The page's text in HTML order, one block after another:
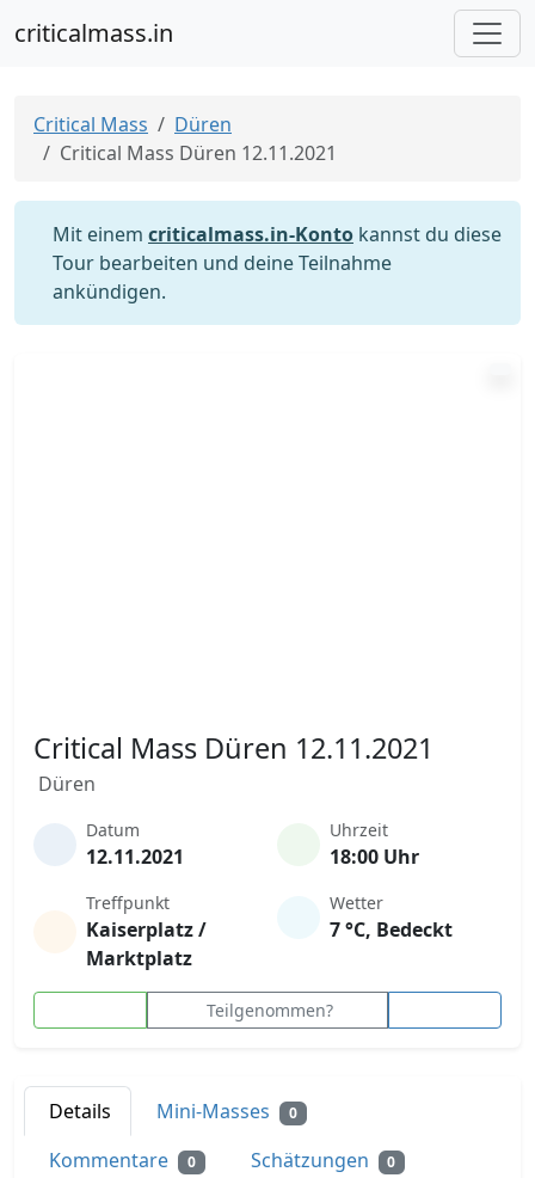
criticalmass.in
Critical Mass
Düren
Critical Mass Düren 12.11.2021
Mit einem criticalmass.in-Konto kannst du diese
Tour bearbeiten und deine Teilnahme
ankündigen.
Critical Mass Düren 12.11.2021
Düren
Datum
12.11.2021
Uhrzeit
18:00 Uhr
Treffpunkt
Kaiserplatz /
Marktplatz
Wetter
7 °C, Bedeckt
Teilgenommen?
Details Mini-Masses 0
Kommentare 0 Schätzungen 0